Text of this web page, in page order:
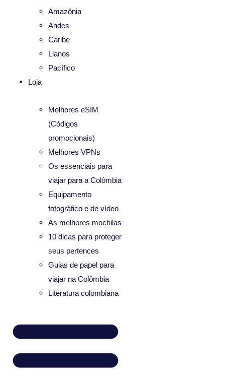
Amazônia
Andes
Caribe
Llanos
Pacífico
Loja
Melhores eSIM
(Códigos
promocionais)
Melhores VPNs
Os essenciais para
viajar para a Colômbia
Equipamento
fotográfico e de vídeo
As melhores mochilas
10 dicas para proteger
seus pertences
Guias de papel para
viajar na Colômbia
Literatura colombiana